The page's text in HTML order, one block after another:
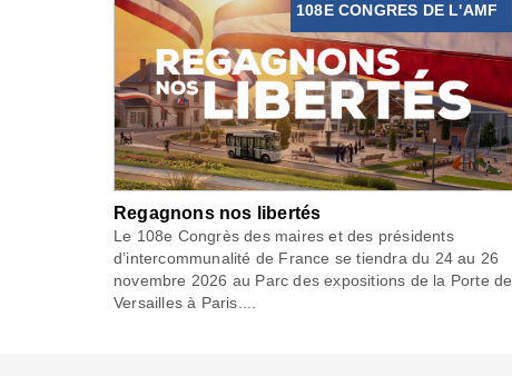
108E CONGRES DE L'AMF
Regagnons nos libertés
Le 108e Congrès des maires et des présidents
d’intercommunalité de France se tiendra du 24 au 26
novembre 2026 au Parc des expositions de la Porte de
Versailles à Paris....